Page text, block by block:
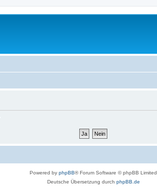
Powered by phpBB® Forum Software © phpBB Limited
Deutsche Übersetzung durch phpBB.de